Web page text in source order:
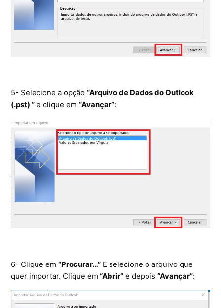
5- Selecione a opção“Arquivo de Dados do Outlook
(.pst) ” e clique em“Avançar”:
6- Clique em“Procurar…” E selecione o arquivo que
quer importar. Clique em “Abrir” e depois“Avançar”: